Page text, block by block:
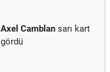
Axel Camblan sarı kart
gördü